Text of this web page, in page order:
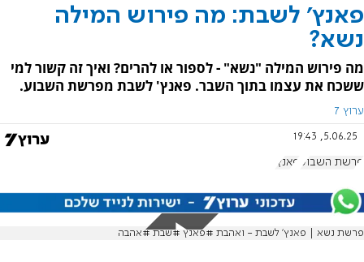
פאנץ' לשבת: מה פירוש המילה
נשא?
מה פירוש המילה "נשא" - לספור או להרים? ואיך זה קשור למי
ששכח את עצמו בתוך השבר. פאנץ' לשבת מפרשת השבוע.
ערוץ 7
5.06.25, 19:43
פרשת השבוע פאנץ'
פרשת נשא | פאנץ׳ לשבת - ואהבת #פאנץ #שבת #אהבה